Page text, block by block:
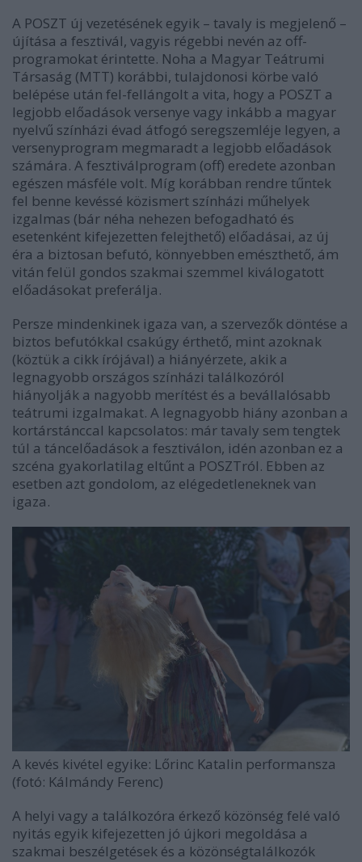
A POSZT új vezetésének egyik – tavaly is megjelenő –
újítása a fesztivál, vagyis régebbi nevén az off-
programokat érintette. Noha a Magyar Teátrumi
Társaság (MTT) korábbi, tulajdonosi körbe való
belépése után fel-fellángolt a vita, hogy a POSZT a
legjobb előadások versenye vagy inkább a magyar
nyelvű színházi évad átfogó seregszemléje legyen, a
versenyprogram megmaradt a legjobb előadások
számára. A fesztiválprogram (off) eredete azonban
egészen másféle volt. Míg korábban rendre tűntek
fel benne kevéssé közismert színházi műhelyek
izgalmas (bár néha nehezen befogadható és
esetenként kifejezetten felejthető) előadásai, az új
éra a biztosan befutó, könnyebben emészthető, ám
vitán felül gondos szakmai szemmel kiválogatott
előadásokat preferálja.
Persze mindenkinek igaza van, a szervezők döntése a
biztos befutókkal csakúgy érthető, mint azoknak
(köztük a cikk írójával) a hiányérzete, akik a
legnagyobb országos színházi találkozóról
hiányolják a nagyobb merítést és a bevállalósabb
teátrumi izgalmakat. A legnagyobb hiány azonban a
kortárstánccal kapcsolatos: már tavaly sem tengtek
túl a táncelőadások a fesztiválon, idén azonban ez a
szcéna gyakorlatilag eltűnt a POSZTról. Ebben az
esetben azt gondolom, az elégedetleneknek van
igaza.
A kevés kivétel egyike: Lőrinc Katalin performansza
(fotó: Kálmándy Ferenc)
A helyi vagy a találkozóra érkező közönség felé való
nyitás egyik kifejezetten jó újkori megoldása a
szakmai beszélgetések és a közönségtalálkozók